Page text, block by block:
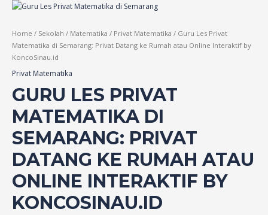
Home / Sekolah / Matematika / Privat Matematika / Guru Les Privat
Matematika di Semarang: Privat Datang ke Rumah atau Online Interaktif by
KoncoSinau.id
Privat Matematika
GURU LES PRIVAT
MATEMATIKA DI
SEMARANG: PRIVAT
DATANG KE RUMAH ATAU
ONLINE INTERAKTIF BY
KONCOSINAU.ID